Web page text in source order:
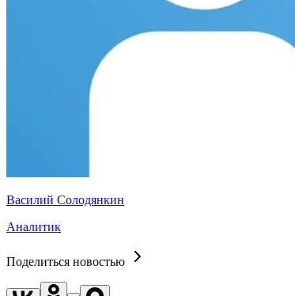
Василий Солодянкин
Аналитик
Поделиться новостью